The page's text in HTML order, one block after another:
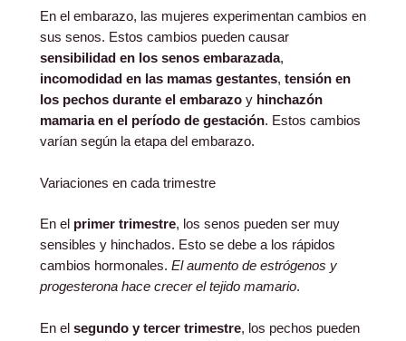
En el embarazo, las mujeres experimentan cambios en
sus senos. Estos cambios pueden causar
sensibilidad en los senos embarazada,
incomodidad en las mamas gestantes, tensión en
los pechos durante el embarazo y hinchazón
mamaria en el período de gestación. Estos cambios
varían según la etapa del embarazo.
Variaciones en cada trimestre
En el primer trimestre, los senos pueden ser muy
sensibles y hinchados. Esto se debe a los rápidos
cambios hormonales. El aumento de estrógenos y
progesterona hace crecer el tejido mamario.
En el segundo y tercer trimestre, los pechos pueden